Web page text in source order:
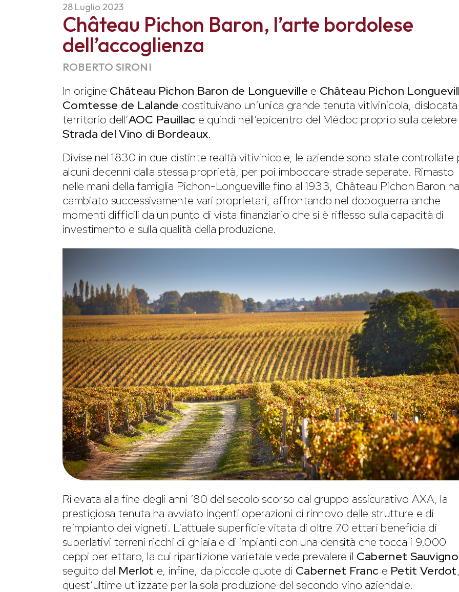
28 Luglio 2023
Château Pichon Baron, l’arte bordolese
dell’accoglienza
ROBERTO SIRONI
In origine Château Pichon Baron de Longueville e Château Pichon
Comtesse de Lalande costituivano un’unica grande tenuta vitivinicola,
territorio dell’AOC Pauillac e quindi nell’epicentro del Médoc proprio sulla celebre
Strada del Vino di Bordeaux.
Divise nel 1830 in due distinte realtà vitivinicole, le aziende sono state controllate
alcuni decenni dalla stessa proprietà, per poi imboccare strade separate. Rimasto
nelle mani della famiglia Pichon-Longueville fino al 1933, Château Pichon Baron
cambiato successivamente vari proprietari, affrontando nel dopoguerra anche
momenti difficili da un punto di vista finanziario che si è riflesso sulla capacità di
investimento e sulla qualità della produzione.
Rilevata alla fine degli anni ’80 del secolo scorso dal gruppo assicurativo AXA, la
prestigiosa tenuta ha avviato ingenti operazioni di rinnovo delle strutture e di
reimpianto dei vigneti. L’attuale superficie vitata di oltre 70 ettari beneficia di
superlativi terreni ricchi di ghiaia e di impianti con una densità che tocca i 9.000
ceppi per ettaro, la cui ripartizione varietale vede prevalere il Cabernet
seguito dal Merlot e, infine, da piccole quote di Cabernet Franc e Petit Verdot
quest’ultime utilizzate per la sola produzione del secondo vino aziendale.